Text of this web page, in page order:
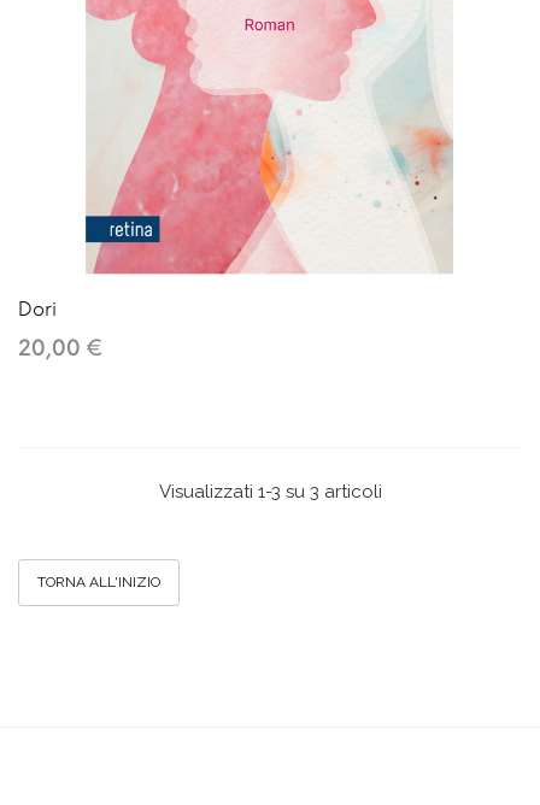
Dori
20,00 €
Visualizzati 1-3 su 3 articoli
TORNA ALL'INIZIO